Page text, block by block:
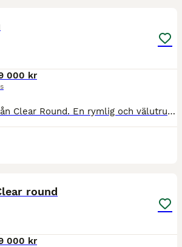
000 kr
Ny Hästtransport från Clear Round. En rymlig och välutrustad transport i Aluminium. Denna har stått som demo. Det är en 2022 , uttagen sept -24 och har 5 års fabriksgaranti. Utrustad med panikutlösning. Extra förstärkt brodd matta, Dubbelsteg på ramp, Stabiliseringsdrag, 15" aluminium fälgar, extra belysning. Kullås ingår. Priset är inklusive avdragbar moms. Nypris på d
round
000 kr